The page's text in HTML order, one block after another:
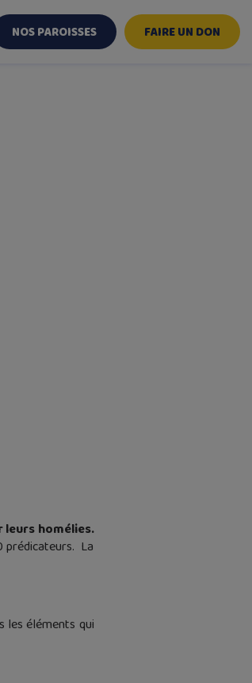
NOS PAROISSES FAIRE UN DON
homélies.
prédicateurs. La
les éléments qui